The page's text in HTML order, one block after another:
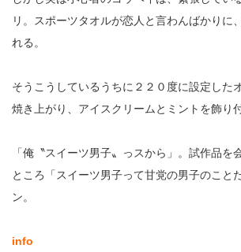
リ。スポーツタオルが恋人と言わんばかりに
れる。
そうこうしているうちに２２０度に設定した
焼き上がり、アイスクリームとミントを飾り
「俺〝スイーツ男子〟っスから」。試作品を
ところ「スイーツ男子って甘党の男子のこと
ン。
info